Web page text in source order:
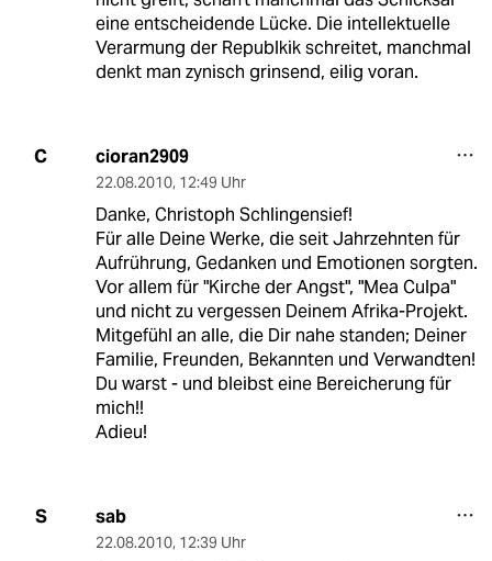
eine entscheidende Lücke. Die intellektuelle
Verarmung der Republkik schreitet, manchmal
denkt man zynisch grinsend, eilig voran.
C cioran2909
22.08.2010, 12:49 Uhr
Danke, Christoph Schlingensief!
Für alle Deine Werke, die seit Jahrzehnten für
Aufrührung, Gedanken und Emotionen sorgten.
Vor allem für "Kirche der Angst", "Mea Culpa"
und nicht zu vergessen Deinem Afrika-Projekt.
Mitgefühl an alle, die Dir nahe standen; Deiner
Familie, Freunden, Bekannten und Verwandten!
Du warst - und bleibst eine Bereicherung für
mich!!
Adieu!
S sab
22.08.2010, 12:39 Uhr